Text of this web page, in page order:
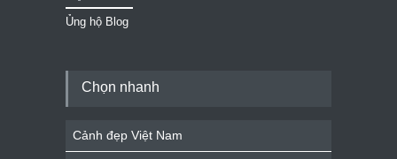
Ủng hộ Blog
Chọn nhanh
Cảnh đẹp Việt Nam